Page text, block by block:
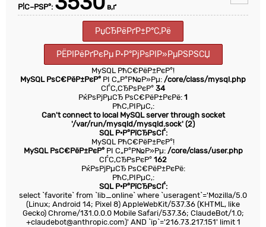
Р¦С–РЅР°: в‚ґ
РџСЂРёРґР±Р°С‚Рё
РЁРІРёРґРєРµ Р·Р°РјРѕРІР»РµРЅРЅСЏ
MySQL РћС€РёР±РєР°!
MySQL РѕС€РёР±РєР° РІ С„Р°Р№Р»Рµ: /core/class/mysql.php
СЃС‚СЂРѕРєР° 34
РќРѕРјРµСЂ РѕС€РёР±РєРё: 1
РћС‚РІРµС‚:
Can't connect to local MySQL server through socket
'/var/run/mysqld/mysqld.sock' (2)
SQL Р·Р°РїСЂРѕСЃ:
MySQL РћС€РёР±РєР°!
MySQL РѕС€РёР±РєР°РІ С„Р°Р№Р»Рµ: /core/class/user.php
СЃС‚СЂРѕРєР° 162
РќРѕРјРµСЂ РѕС€РёР±РєРё:
РћС‚РІРµС‚:
SQL Р·Р°РїСЂРѕСЃ:
select `favorite` from `lib_online` where `useragent`='Mozilla/5.0
(Linux; Android 14; Pixel 8) AppleWebKit/537.36 (KHTML, like
Gecko) Chrome/131.0.0.0 Mobile Safari/537.36; ClaudeBot/1.0;
+claudebot@anthropic.com)' AND `ip`='216.73.217.151' limit 1